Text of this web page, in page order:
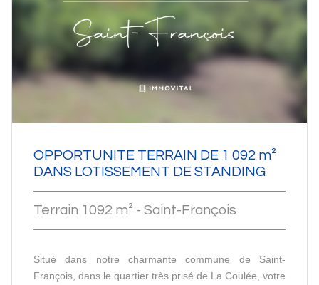
OPPORTUNITE TERRAIN DE 1 092 m²
DANS LOTISSEMENT DE STANDING
Terrain 1092 m² - Saint-François
Situé dans notre charmante commune de Saint-
François, dans le quartier très prisé de La Coulée, votre